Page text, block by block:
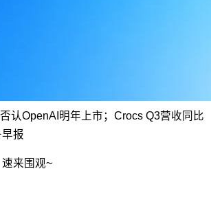
认OpenAI明年上市；Crocs Q3营收同比
报
来围观~